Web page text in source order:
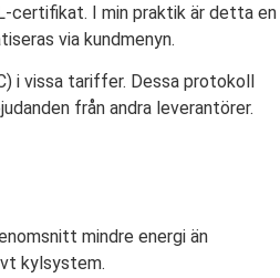
certifikat. I min praktik är detta en
via kundmenyn.
i vissa tariffer. Dessa protokoll
från andra leverantörer.
mindre energi än
kylsystem.